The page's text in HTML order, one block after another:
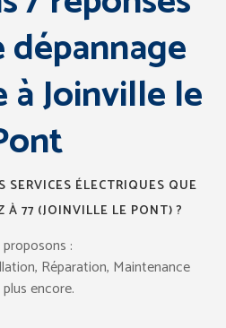
Joinville le
SERVICES ÉLECTRIQUES QUE
À 77 (JOINVILLE LE PONT) ?
:
Réparation, Maintenance
encore.